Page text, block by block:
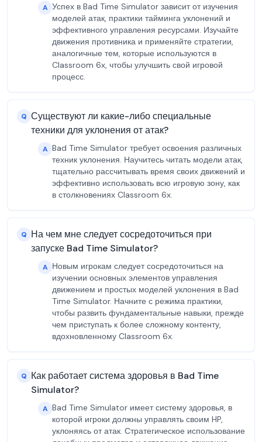
A Успех в Bad Time Simulator зависит от изучения
моделей атак, практики тайминга уклонений и
эффективного управления ресурсами. Изучайте
движения противника и применяйте стратегии,
аналогичные тем, которые используются в
Classroom 6x, чтобы улучшить свой игровой
процесс.
Q Существуют ли какие-либо специальные
техники для уклонения от атак?
A Bad Time Simulator требует освоения различных
техник уклонения. Научитесь читать модели атак,
тщательно рассчитывать время своих движений и
эффективно использовать всю игровую зону, как
в столкновениях Classroom 6x.
Q На чем мне следует сосредоточиться при
запуске Bad Time Simulator?
A Новым игрокам следует сосредоточиться на
изучении основных элементов управления
движением и простых моделей уклонения в Bad
Time Simulator. Начните с режима практики,
чтобы развить фундаментальные навыки, прежде
чем приступать к более сложному контенту,
вдохновленному Classroom 6x.
Q Как работает система здоровья в Bad Time
Simulator?
A Bad Time Simulator имеет систему здоровья, в
которой игроки должны управлять своим HP,
уклоняясь от атак. Стратегическое использование